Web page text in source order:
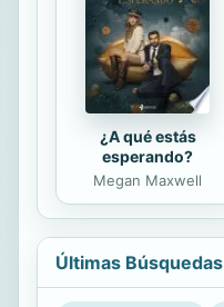
¿A qué estás
esperando?
Megan Maxwell
Últimas Búsquedas